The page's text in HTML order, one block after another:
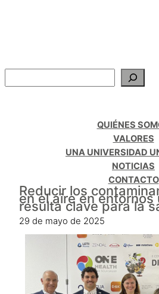
QUIÉNES
VALORES
UNA UNIVERSIDAD
NOTICIAS
CONTACTO
Reducir los
en el aire en entornos
resulta clave para la
29 de mayo de 2025